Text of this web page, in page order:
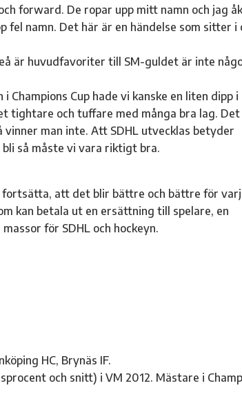
forward. De ropar upp mitt namn och jag
namn. Det här är en händelse som sitter i
är huvudfavoriter till SM-guldet är inte
Cup hade vi kanske en liten dipp i
tightare och tuffare med många bra lag. Det
man inte. Att SDHL utvecklas betyder
så måste vi vara riktigt bra.
fortsätta, att det blir bättre och bättre för
kan betala ut en ersättning till spelare, en
för SDHL och hockeyn.
HC, Brynäs IF.
och snitt) i VM 2012. Mästare i